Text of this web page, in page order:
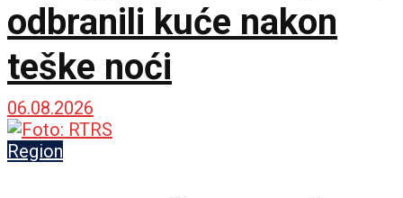
odbranili kuće nakon
teške noći
06.08.2026
Region